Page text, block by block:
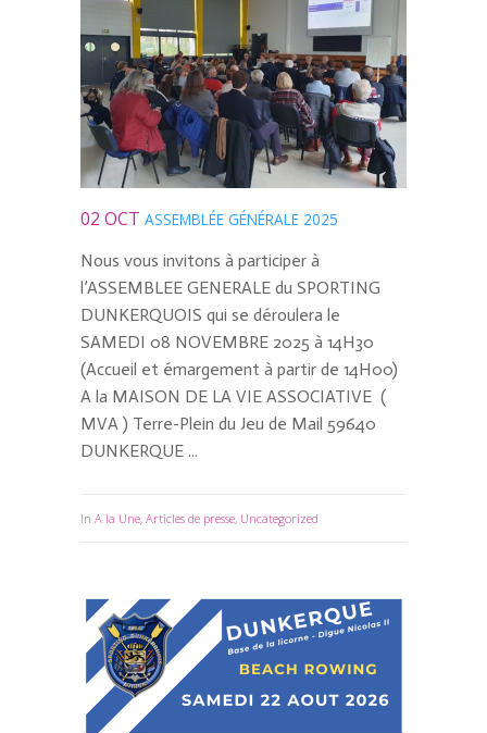
02 OCT ASSEMBLÉE GÉNÉRALE 2025
Nous vous invitons à participer à
l’ASSEMBLEE GENERALE du SPORTING
DUNKERQUOIS qui se déroulera le
SAMEDI 08 NOVEMBRE 2025 à 14H30
(Accueil et émargement à partir de 14H00)
A la MAISON DE LA VIE ASSOCIATIVE (
MVA ) Terre-Plein du Jeu de Mail 59640
DUNKERQUE ...
In A la Une, Articles de presse, Uncategorized